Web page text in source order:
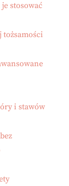
stosować
tożsamości
i stawów